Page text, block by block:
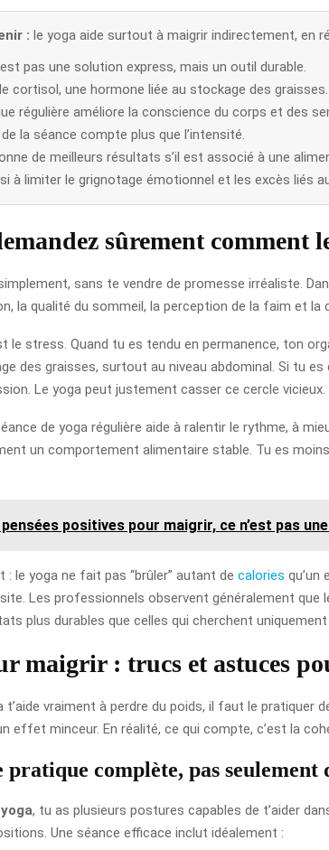
: le yoga aide surtout à maigrir indirectement, en
pas une solution express, mais un outil durable.
cortisol, une hormone liée au stockage des graisses.
régulière améliore la conscience du corps et des
la séance compte plus que l’intensité.
de meilleurs résultats s’il est associé à une
à limiter le grignotage émotionnel et les excès liés
sûrement comment
sans te vendre de promesse irréaliste.
la qualité du sommeil, la perception de la faim et la
le stress. Quand tu es tendu en permanence, ton
des graisses, surtout au niveau abdominal. Si tu
Le yoga peut justement casser ce cercle vicieux.
de yoga régulière aide à ralentir le rythme, à
un comportement alimentaire stable. Tu es
pensées positives pour maigrir, ce n’est pas
le yoga ne fait pas “brûler” autant de calories qu’un
Les professionnels observent généralement
plus durables que celles qui cherchent uniquement
maigrir : trucs et astuces
t’aide vraiment à perdre du poids, il faut le pratiquer
effet minceur. En réalité, ce qui compte, c’est la
complète, pas seulement
, tu as plusieurs postures capables de t’aider
Une séance efficace inclut idéalement :